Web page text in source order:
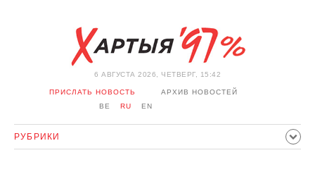
6 АВГУСТА 2026, ЧЕТВЕРГ, 15:42
ПРИСЛАТЬ НОВОСТЬ
АРХИВ НОВОСТЕЙ
BE
RU EN
РУБРИКИ